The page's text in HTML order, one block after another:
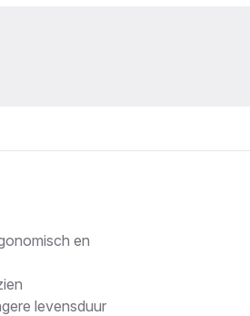
en
levensduur